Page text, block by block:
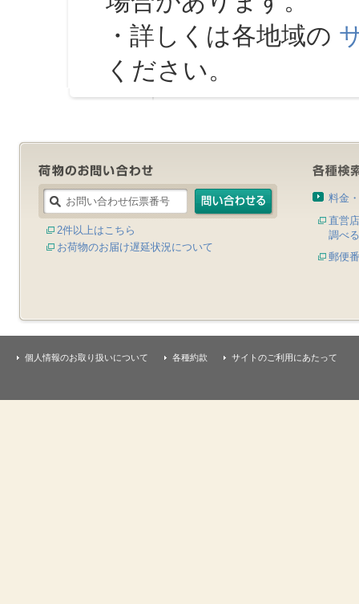
・詳しくは各地域の
ください。
2件以上はこちら
お荷物のお届け遅延状況について
料金
直営
調べる
郵便
個人情報のお取り扱いについて 各種約款 サイトのご利用にあたって